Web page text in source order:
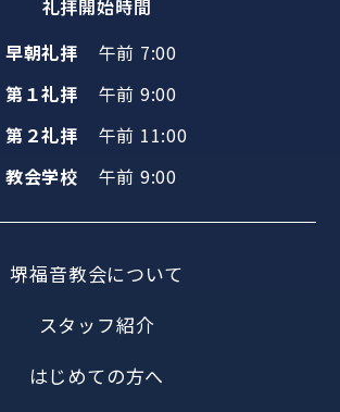
礼拝開始時間
早朝礼拝
午前 7:00
第１礼拝
午前 9:00
第２礼拝
午前 11:00
教会学校
午前 9:00
堺福音教会について
スタッフ紹介
はじめての方へ